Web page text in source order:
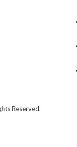
Reserved.